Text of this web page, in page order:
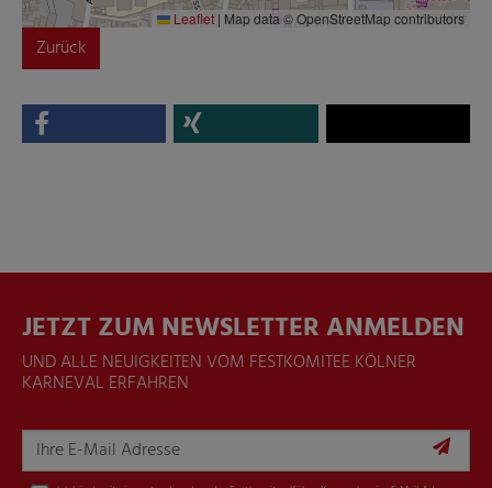
Leaflet | Map data © OpenStreetMap contributors
Zurück
JETZT ZUM NEWSLETTER ANMELDEN
UND ALLE NEUIGKEITEN VOM FESTKOMITEE KÖLNER
KARNEVAL ERFAHREN